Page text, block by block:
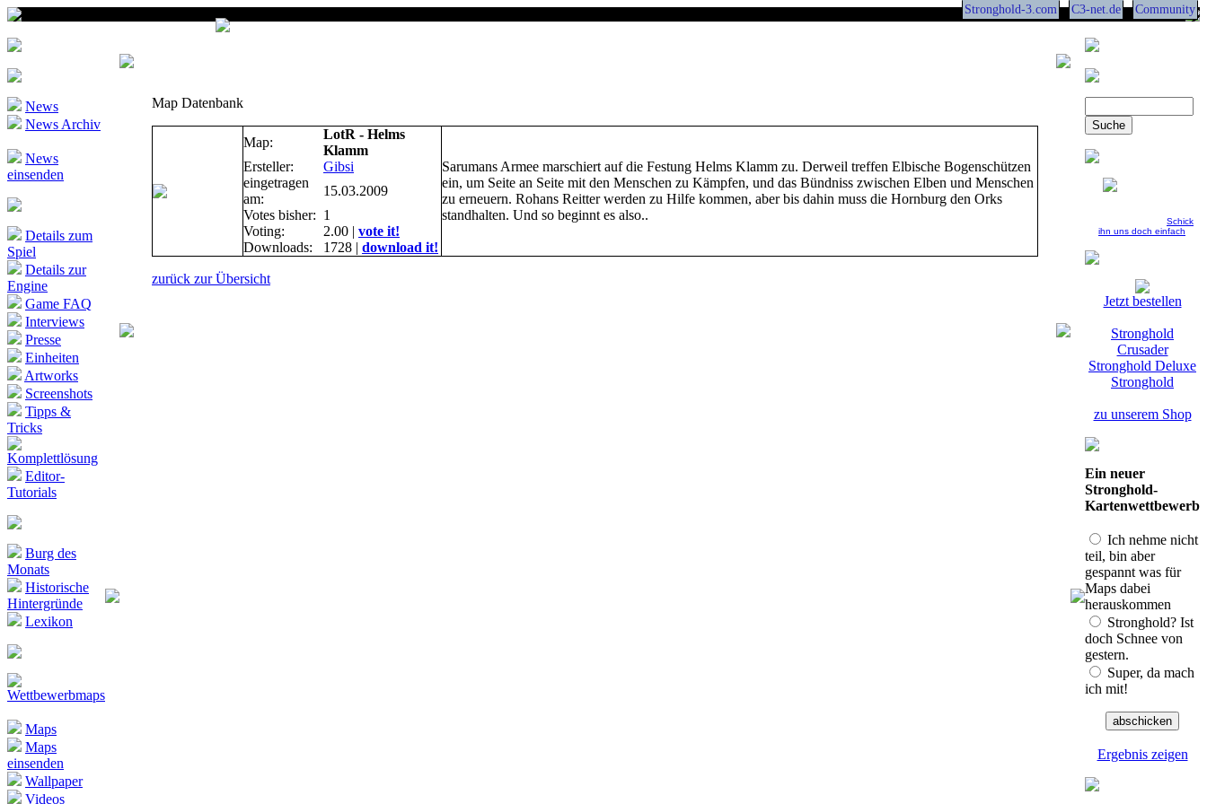
Stronghold-3.com C3-net.de Community
News
News Archiv
News
einsenden
Details zum
Spiel
Details zur
Engine
Game FAQ
Interviews
Presse
Einheiten
Artworks
Screenshots
Tipps &
Tricks
Komplettlösung
Editor-
Tutorials
Burg des
Monats
Historische
Hintergründe
Lexikon
Wettbewerbmaps
Maps
Maps
einsenden
Wallpaper
Videos
Map Datenbank
Map:
LotR - Helms
Klamm
Ersteller:
Gibsi
eingetragen
am:
15.03.2009
Votes bisher: 1
Voting:
2.00 | vote it!
Downloads:
1728 | download it!
Sarumans Armee marschiert auf die Festung Helms Klamm zu. Derweil treffen Elbische Bogenschützen
ein, um Seite an Seite mit den Menschen zu Kämpfen, und das Bündniss zwischen Elben und Menschen
zu erneuern. Rohans Reitter werden zu Hilfe kommen, aber bis dahin muss die Hornburg den Orks
standhalten. Und so beginnt es also..
zurück zur Übersicht
Schick
ihn uns doch einfach
Jetzt bestellen
Stronghold
Crusader
Stronghold Deluxe
Stronghold
zu unserem Shop
Ein neuer
Stronghold-
Kartenwettbewerb
Ich nehme nicht
teil, bin aber
gespannt was für
Maps dabei
herauskommen
Stronghold? Ist
doch Schnee von
gestern.
Super, da mach
ich mit!
Ergebnis zeigen